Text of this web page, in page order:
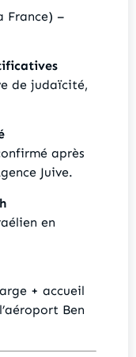
France) –
de judaïcité,
après
Juive.
en
+ accueil
Ben